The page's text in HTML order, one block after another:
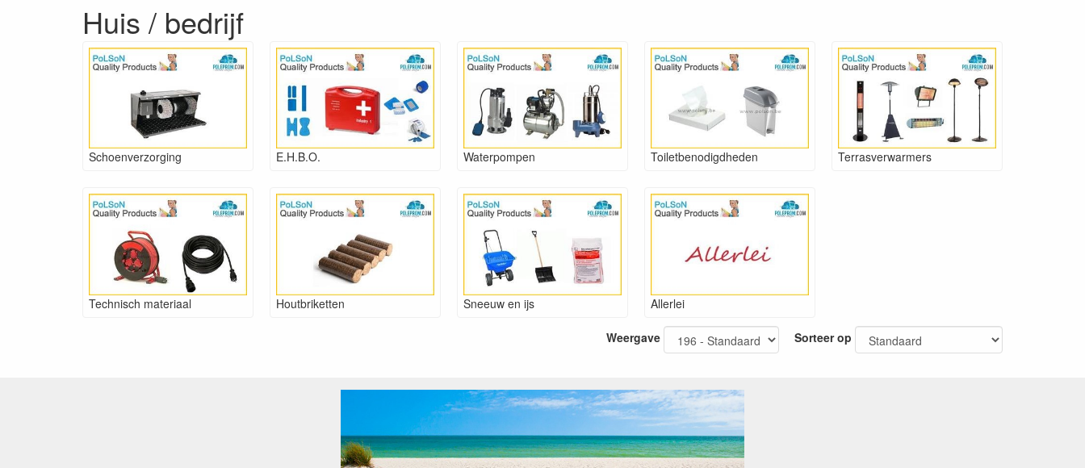
Huis / bedrijf
Schoenverzorging E.H.B.O. Waterpompen Toiletbenodigdheden Terrasverwarmers
Technisch materiaal Houtbriketten Sneeuw en ijs Allerlei
Weergave Sorteer op